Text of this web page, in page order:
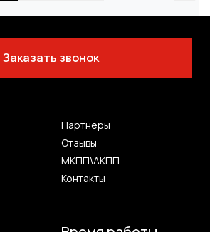
Заказать звонок
Партнеры
Отзывы
МКПП\АКПП
Контакты